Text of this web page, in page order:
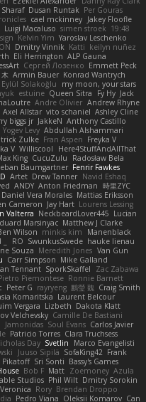
Dusan Runtak Per Gouras
cael mckinney Jakey Floofle
Luigi Macaluso simen stroek 19:48
Kelvin Yim Yaroslav Leschenko
Dmitry Vinnik Katti keilyn nuñez
Eli Herrington ALP Gauna
Cергей Лозенко Emmett Peck
Armin Bauer Konrad Wantrych
Eylül Solakoğlu
my moon, your stars
estuine Queen Sitra Fy Hy Jack
Andre Olivier Andrew Rhyne
Axel Allstar vito schaniel Ashley Cline
biggs jr JakkeN Anthony Castillo
Yogev Levy Abdullah Alshammari
Zulke Fran Aspen Freyka V
V Williscool
Here4StuffAndAllThat
King CucuZulu
Radosław Bela
Baumgartner Fenrir Fawkes
Artet Drew Tanner Navid Eshaq
ANDY Anton Friedman 時里ZYC
Daniel Vera Morales Mattias Eriksson
Cameron Jay Hart Lourens Lessing
Valterra NeckbeardLover445 Lucian
Marsinyac Matthew J Clarke
Wilson minkis kim
Manenblack
RO SwunkusSwede hauke lienau
Souza Meredith Jones Van Gun
Carr Simpson Mike Galland
Tennant SporkSkaffel
Zac Zabawa
Piemontese Ronnie Barnett
Peter G rayryeng 鸝瑩 魏 Craig Smith
Komaritska Laurent Belcour
Vergara Lizbeth Dakota Klatt
Velchevsky Camille De Bastiani
Jamonidas Soul Evans Carlos Javier
Patricio Torres Clara Truchsess
Day Svetlin
Marco Evangelisti
Juuso Sipilä SofaKing42 Frank
Pikatoff Sri Sonti Bassy's Games
Bob F Matt Zoemoney Azula
Studios Phil Wilt Dmitry Sorokin
Veronica Rory Brendan Droppo
Pedro Viana Oleksii Komarov Can